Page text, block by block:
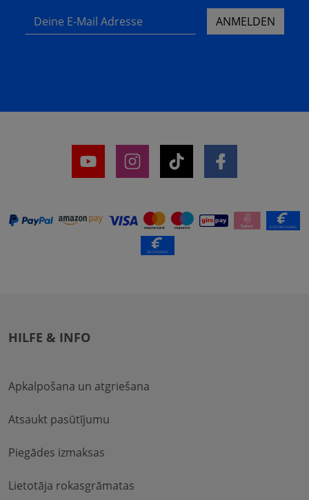
Deine E-Mail Adresse ANMELDEN
HILFE & INFO
Apkalpošana un atgriešana
Atsaukt pasūtījumu
Piegādes izmaksas
Lietotāja rokasgrāmatas